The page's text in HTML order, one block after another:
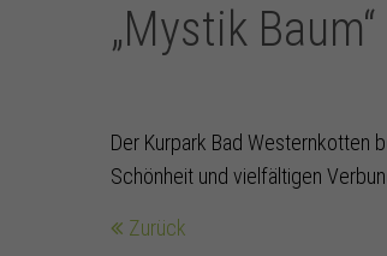
„Mystik
Der Kurpark Bad Westernkotten
Schönheit und vielfältigen
Zurück